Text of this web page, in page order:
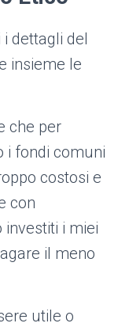
dettagli del
insieme le
che per
i fondi comuni
costosi e
con
i miei
il meno
utile o